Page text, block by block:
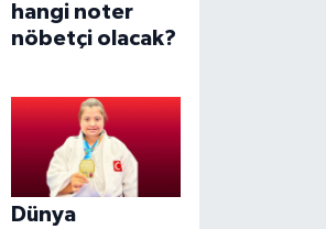
hangi noter
nöbetçi olacak?
Dünya